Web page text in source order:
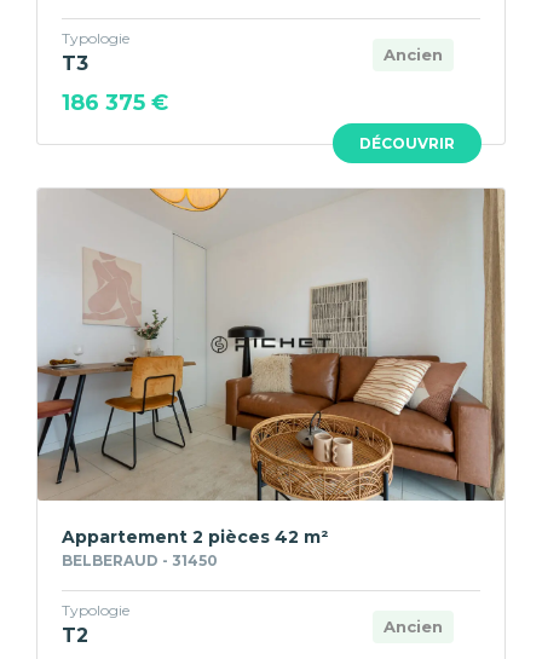
DÉCOUVRIR
Ancien
Typologie
T3
186 375 €
Appartement 2 pièces 42 m²
BELBERAUD - 31450
Ancien
Typologie
T2